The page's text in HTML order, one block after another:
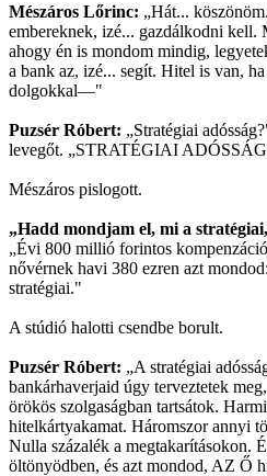
Mészáros Lőrinc: „Hát...
embereknek, izé... gazdálkodni
ahogy én is mondom mindig,
a bank az, izé... segít. Hitel is van,
dolgokkal—"
Puzsér Róbert: „Stratégiai
levegőt. „STRATÉGIAI
Mészáros pislogott.
„Hadd mondjam el, mi a
„Évi 800 millió forintos
nővérnek havi 380 ezren azt
stratégiai."
A stúdió halotti csendbe borult.
Puzsér Róbert: „A stratégiai
bankárhaverjaid úgy terveztetek
örökös szolgaságban tartsátok.
hitelkártyakamat. Háromszor annyi
Nulla százalék a megtakarításokon.
öltönyödben, és azt mondod, AZ Ő